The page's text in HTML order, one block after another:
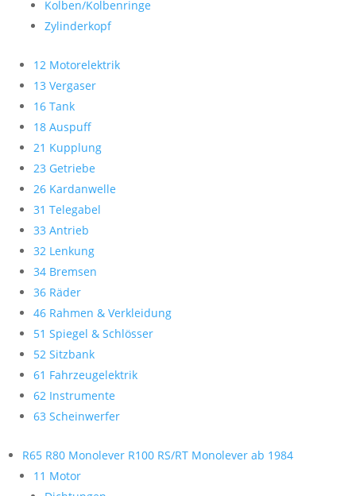
Kolben/Kolbenringe
Zylinderkopf
12 Motorelektrik
13 Vergaser
16 Tank
18 Auspuff
21 Kupplung
23 Getriebe
26 Kardanwelle
31 Telegabel
33 Antrieb
32 Lenkung
34 Bremsen
36 Räder
46 Rahmen & Verkleidung
51 Spiegel & Schlösser
52 Sitzbank
61 Fahrzeugelektrik
62 Instrumente
63 Scheinwerfer
R65 R80 Monolever R100 RS/RT Monolever ab 1984
11 Motor